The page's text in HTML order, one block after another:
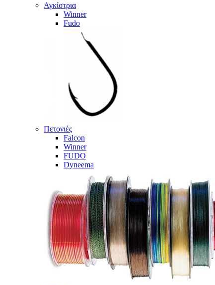
Αγκίστρια
Winner
Fudo
Πετονιές
Falcon
Winner
FUDO
Dyneema